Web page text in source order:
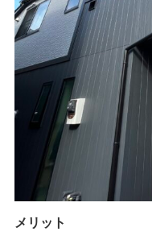
メリット